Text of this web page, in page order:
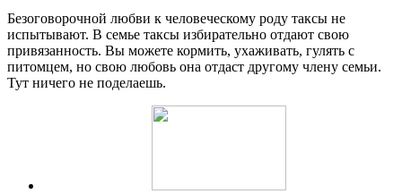
Безоговорочной любви к человеческому роду таксы не
испытывают. В семье таксы избирательно отдают свою
привязанность. Вы можете кормить, ухаживать, гулять с
питомцем, но свою любовь она отдаст другому члену семьи.
Тут ничего не поделаешь.